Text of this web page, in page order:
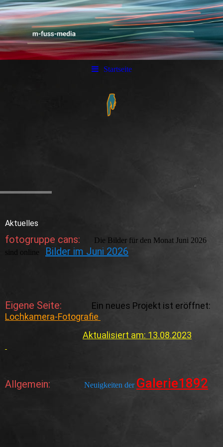
Startseite
Aktuelles
fotogruppe cans: Die Bilder für den Monat Juni 2026
sind online
Bilder im Juni 2026
Eigene Seite:
Ein neues Projekt ist eröffnet:
Lochkamera-Fotografie
Aktualisiert am: 13.08.2023
Allgemein: Neuigkeiten der Galerie1892